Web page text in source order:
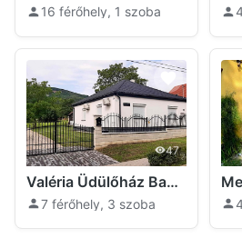
16 férőhely, 1 szoba
47
Valéria Üdülőház Badacsonytomaj
7 férőhely, 3 szoba